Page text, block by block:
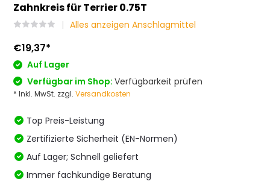
Zahnkreis für Terrier 0.75T
Alles anzeigen Anschlagmittel
€19,37*
Auf Lager
Verfügbar im Shop:Verfügbarkeit prüfen
* Inkl. MwSt. zzgl.Versandkosten
Top Preis-Leistung
Zertifizierte Sicherheit (EN-Normen)
Auf Lager; Schnell geliefert
Immer fachkundige Beratung